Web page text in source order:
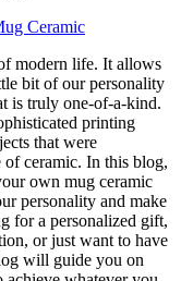
modern life. It allows
bit of our personality
is truly one-of-a-kind.
printing
that were
of ceramic. In this blog,
own mug ceramic
personality and make
for a personalized gift,
or just want to have
will guide you on